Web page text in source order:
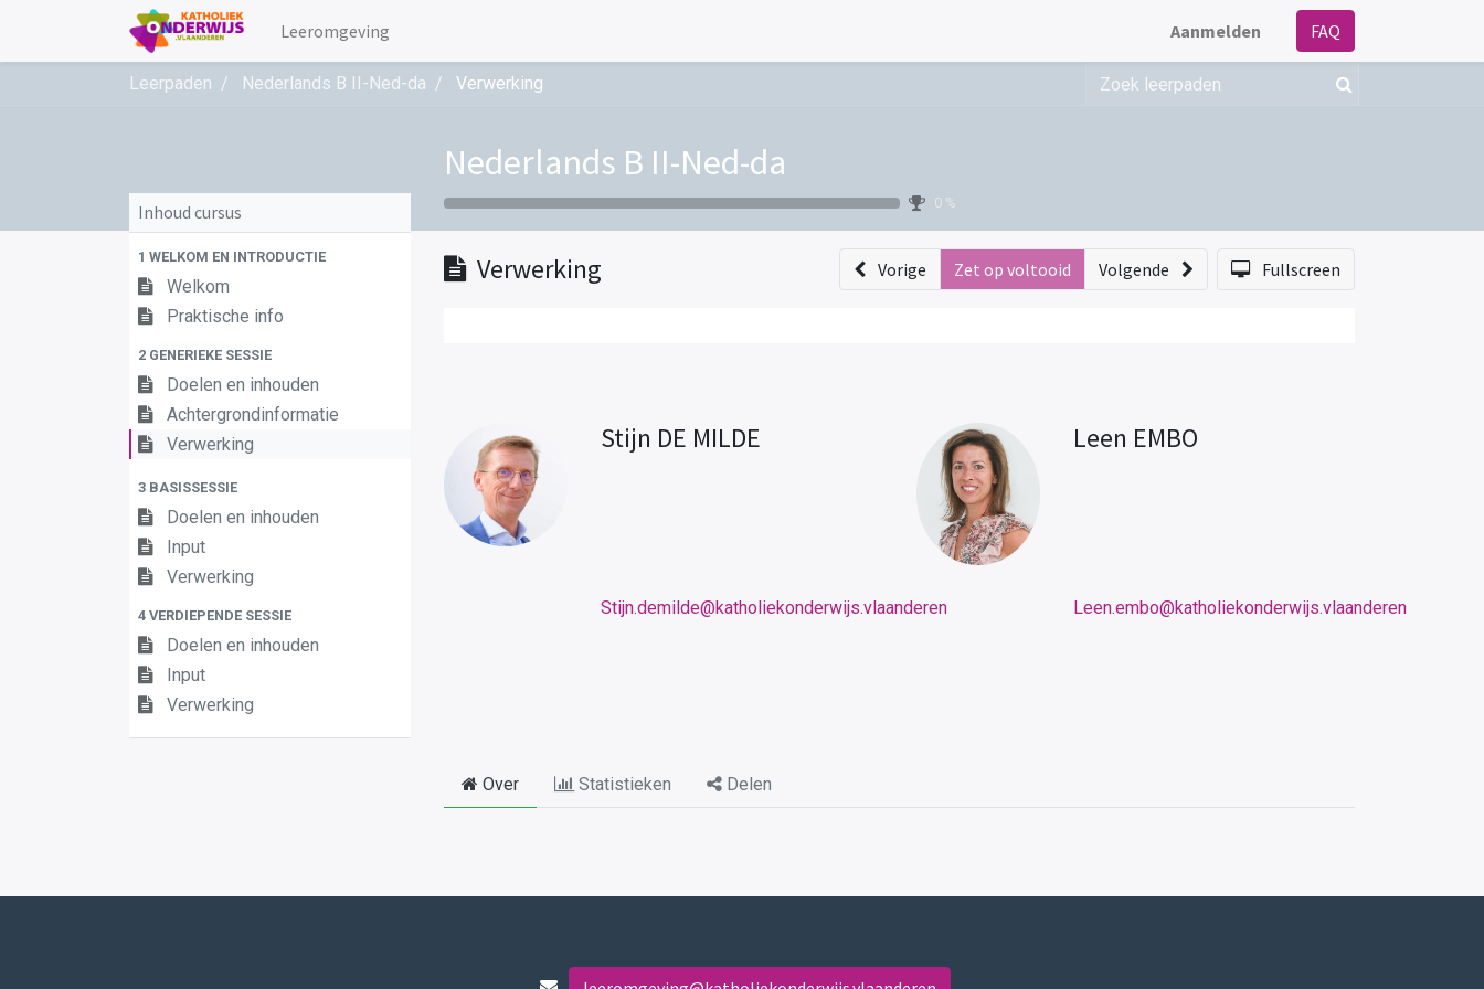
Leeromgeving Aanmelden FAQ
Leerpaden Nederlands B II-Ned-da Verwerking
Nederlands B II-Ned-da
0 %
Inhoud cursus
1 WELKOM EN INTRODUCTIE
Welkom
Praktische info
2 GENERIEKE SESSIE
Doelen en inhouden
Achtergrondinformatie
Verwerking
3 BASISSESSIE
Doelen en inhouden
Input
Verwerking
4 VERDIEPENDE SESSIE
Doelen en inhouden
Input
Verwerking
Verwerking Vorige Zet op voltooid Volgende Fullscreen
Stijn DE MILDE
Stijn.demilde@katholiekonderwijs.vlaanderen
Leen EMBO
Leen.embo@katholiekonderwijs.vlaanderen
Over Statistieken Delen